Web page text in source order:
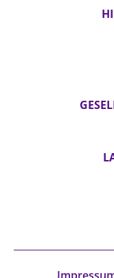
Corporate
Kantine
Kunstreferat